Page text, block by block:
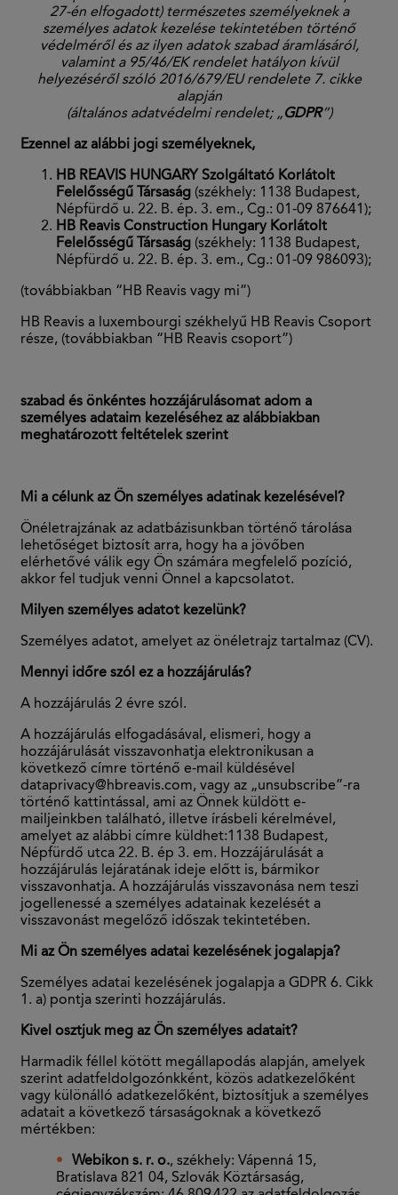
27-én elfogadott) természetes személyeknek a
személyes adatok kezelése tekintetében történő
védelméről és az ilyen adatok szabad áramlásáról,
valamint a 95/46/EK rendelet hatályon kívül
helyezéséről szóló 2016/679/EU rendelete 7. cikke
alapján
(általános adatvédelmi rendelet; „GDPR”)
Ezennel az alábbi jogi személyeknek,
HB REAVIS HUNGARY Szolgáltató Korlátolt
Felelősségű Társaság (székhely: 1138 Budapest,
Népfürdő u. 22. B. ép. 3. em., Cg.: 01-09 876641);
HB Reavis Construction Hungary Korlátolt
Felelősségű Társaság (székhely: 1138 Budapest,
Népfürdő u. 22. B. ép. 3. em., Cg.: 01-09 986093);
(továbbiakban “HB Reavis vagy mi”)
HB Reavis a luxembourgi székhelyű HB Reavis Csoport
része, (továbbiakban “HB Reavis csoport”)
szabad és önkéntes hozzájárulásomat adom a
személyes adataim kezeléséhez az alábbiakban
meghatározott feltételek szerint
Mi a célunk az Ön személyes adatinak kezelésével?
Önéletrajzának az adatbázisunkban történő tárolása
lehetőséget biztosít arra, hogy ha a jövőben
elérhetővé válik egy Ön számára megfelelő pozíció,
akkor fel tudjuk venni Önnel a kapcsolatot.
Milyen személyes adatot kezelünk?
Személyes adatot, amelyet az önéletrajz tartalmaz (CV).
Mennyi időre szól ez a hozzájárulás?
A hozzájárulás 2 évre szól.
A hozzájárulás elfogadásával, elismeri, hogy a
hozzájárulását visszavonhatja elektronikusan a
következő címre történő e-mail küldésével
dataprivacy@hbreavis.com, vagy az „unsubscribe”-ra
történő kattintással, ami az Önnek küldött e-
mailjeinkben található, illetve írásbeli kérelmével,
amelyet az alábbi címre küldhet:1138 Budapest,
Népfürdő utca 22. B. ép 3. em. Hozzájárulását a
hozzájárulás lejáratának ideje előtt is, bármikor
visszavonhatja. A hozzájárulás visszavonása nem teszi
jogellenessé a személyes adatainak kezelését a
visszavonást megelőző időszak tekintetében.
Mi az Ön személyes adatai kezelésének jogalapja?
Személyes adatai kezelésének jogalapja a GDPR 6. Cikk
1. a) pontja szerinti hozzájárulás.
Kivel osztjuk meg az Ön személyes adatait?
Harmadik féllel kötött megállapodás alapján, amelyek
szerint adatfeldolgozónkként, közös adatkezelőként
vagy különálló adatkezelőként, biztosítjuk a személyes
adatait a következő társaságoknak a következő
mértékben:
Webikon s. r. o., székhely: Vápenná 15,
Bratislava 821 04, Szlovák Köztársaság,